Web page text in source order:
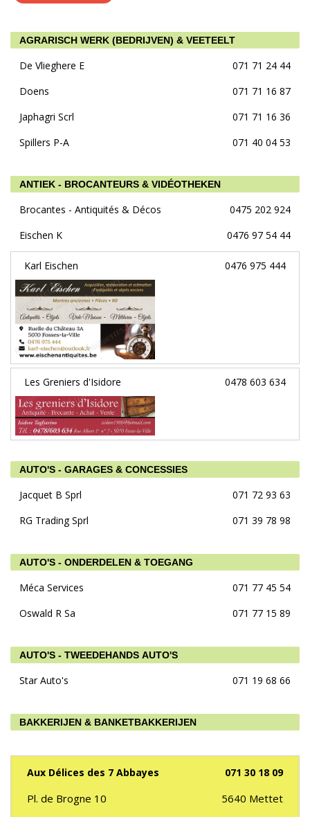
AGRARISCH WERK (BEDRIJVEN) & VEETEELT
De Vlieghere E
071 71 24 44
Doens
071 71 16 87
Japhagri Scrl
071 71 16 36
Spillers P-A
071 40 04 53
ANTIEK - BROCANTEURS & VIDÉOTHEKEN
Brocantes - Antiquités & Décos
0475 202 924
Eischen K
0476 97 54 44
Karl Eischen 0476 975 444
Les Greniers d'Isidore 0478 603 634
AUTO'S - GARAGES & CONCESSIES
Jacquet B Sprl
071 72 93 63
RG Trading Sprl
071 39 78 98
AUTO'S - ONDERDELEN & TOEGANG
Méca Services
071 77 45 54
Oswald R Sa
071 77 15 89
AUTO'S - TWEEDEHANDS AUTO'S
Star Auto's 071 19 68 66
BAKKERIJEN & BANKETBAKKERIJEN
Aux Délices des 7 Abbayes 071 30 18 09
Pl. de Brogne 10 5640 Mettet